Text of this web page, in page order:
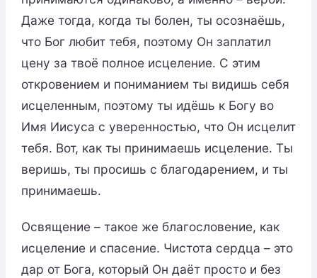
Даже тогда, когда ты болен, ты осознаёшь,
что Бог любит тебя, поэтому Он заплатил
цену за твоё полное исцеление. С этим
откровением и пониманием ты видишь себя
исцеленным, поэтому ты идёшь к Богу во
Имя Иисуса с уверенностью, что Он исцелит
тебя. Вот, как ты принимаешь исцеление. Ты
веришь, ты просишь с благодарением, и ты
принимаешь.
Освящение – такое же благословение, как
исцеление и спасение. Чистота сердца – это
дар от Бога, который Он даёт просто и без